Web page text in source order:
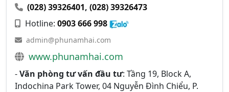
(028) 39326401, (028) 39326473
Hotline: 0903 666 998
admin@phunamhai.com
www.phunamhai.com
-Văn phòng tư vấn đầu tư: Tầng 19, Block A,
Indochina Park Tower, 04 Nguyễn Đình Chiểu, P.